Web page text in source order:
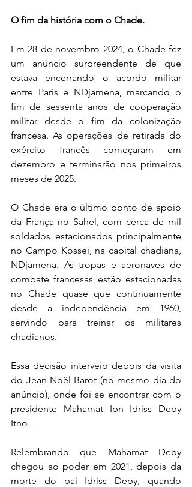
O fim da história com o Chade.
Em 28 de novembro 2024, o Chade fez
um anúncio surpreendente de que
estava encerrando o acordo militar
entre Paris e NDjamena, marcando o
fim de sessenta anos de cooperação
militar desde o fim da colonização
francesa. As operações de retirada do
exército francês começaram em
dezembro e terminarão nos primeiros
meses de 2025.
O Chade era o último ponto de apoio
da França no Sahel, com cerca de mil
soldados estacionados principalmente
no Campo Kossei, na capital chadiana,
NDjamena. As tropas e aeronaves de
combate francesas estão estacionadas
no Chade quase que continuamente
desde a independência em 1960,
servindo para treinar os militares
chadianos.
Essa decisão interveio depois da visita
do Jean-Noël Barot (no mesmo dia do
anúncio), onde foi se encontrar com o
presidente Mahamat Ibn Idriss Deby
Itno.
Relembrando que Mahamat Deby
chegou ao poder em 2021, depois da
morte do pai Idriss Deby, quando